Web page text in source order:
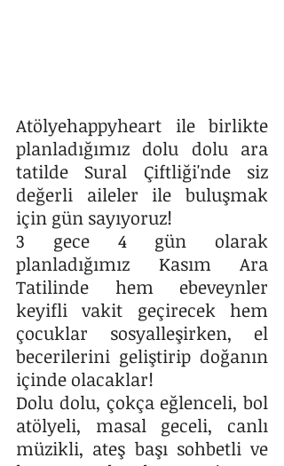
Atölyehappyheart ile birlikte
planladığımız dolu dolu ara
tatilde Sural Çiftliği'nde siz
değerli aileler ile buluşmak
için gün sayıyoruz!
3 gece 4 gün olarak
planladığımız Kasım Ara
Tatilinde hem ebeveynler
keyifli vakit geçirecek hem
çocuklar sosyalleşirken, el
becerilerini geliştirip doğanın
içinde olacaklar!
Dolu dolu, çokça eğlenceli, bol
atölyeli, masal geceli, canlı
müzikli, ateş başı sohbetli ve